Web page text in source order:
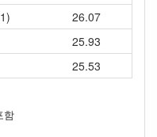
26.07
25.93
25.53
함